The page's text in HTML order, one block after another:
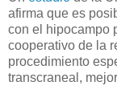
afirma que es
con el hipocampo
cooperativo de la
procedimiento
transcraneal,